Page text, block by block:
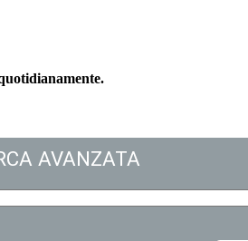
AVANZATA